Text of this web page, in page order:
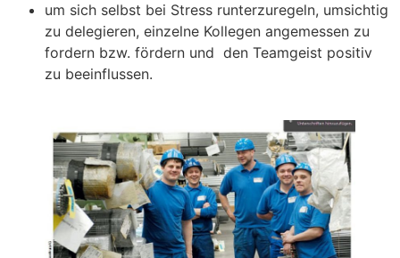
um sich selbst bei Stress runterzuregeln, umsichtig
zu delegieren, einzelne Kollegen angemessen zu
fordern bzw. fördern und den Teamgeist positiv
zu beeinflussen.